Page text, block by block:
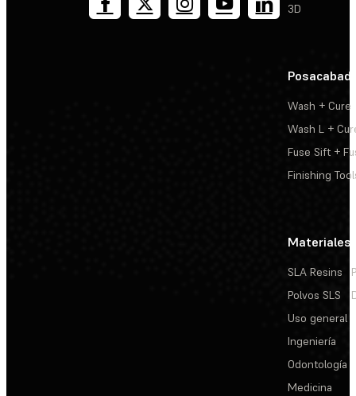
3D
Wash + Cure
Wash L +
Fuse Sift +
Finishing
Materiales
SLA Resins
Polvos SLS
Uso general
Ingeniería
Odontología
Medicina